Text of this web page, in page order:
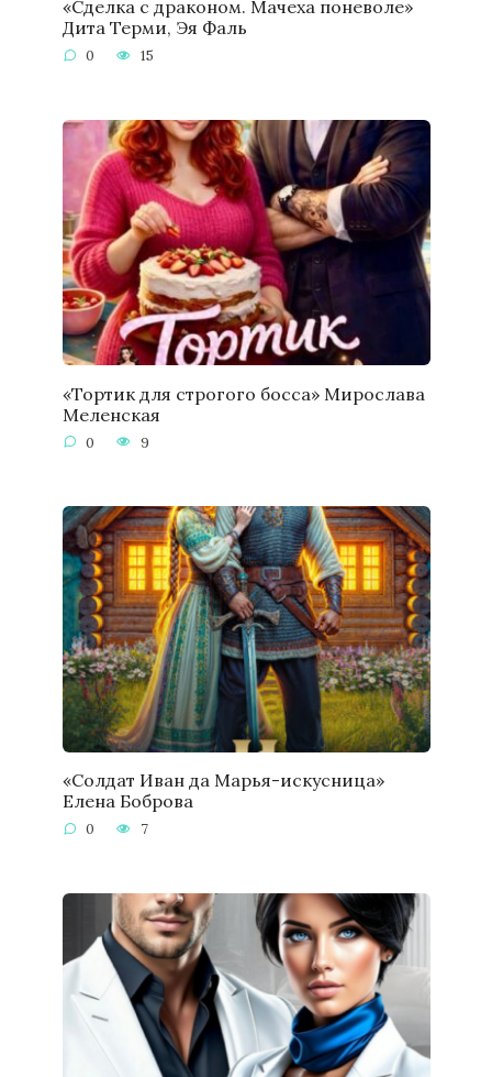
«Сделка с драконом. Мачеха поневоле»
Дита Терми, Эя Фаль
0 15
«Тортик для строгого босса» Мирослава
Меленская
0 9
«Солдат Иван да Марья-искусница»
Елена Боброва
0 7